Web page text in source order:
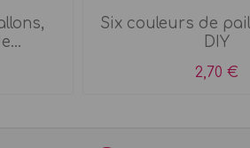
Six couleurs de
DIY
2,70 €